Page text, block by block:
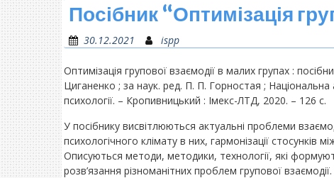
Посібник “Оптимізація
30.12.2021 ispp
Оптимізація групової взаємодії в малих групах :
Циганенко ; за наук. ред. П. П. Горностая ; Національна
психології. – Кропивницький : Імекс-ЛТД, 2020. – 126 c.
У посібнику висвітлюються актуальні проблеми
психологічного клімату в них, гармонізації стосунків
Описуються методи, методики, технології, які
розв’язання різноманітних проблем групової взаємодії.